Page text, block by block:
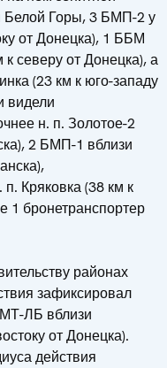
Белой Горы, 3 БМП-2 у
от Донецка), 1 ББМ
северу от Донецка), а
(23 км к юго-западу
видели
н. п. Золотое-2
2 БМП-1 вблизи
Кряковка (38 км к
1 бронетранспортер
районах
зафиксировал
ЛБ вблизи
от Донецка).
действия